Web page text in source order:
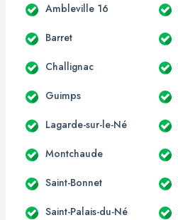
Ambleville 16
Barret
Challignac
Guimps
Lagarde-sur-le-Né
Montchaude
Saint-Bonnet
Saint-Palais-du-Né